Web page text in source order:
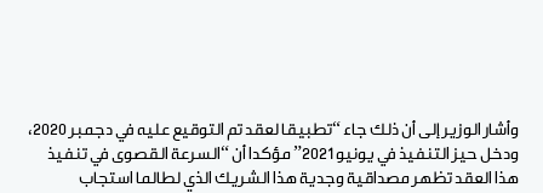
وأشار الوزير إلى أن ذلك جاء “تطبيقا لعقد تم التوقيع عليه في دجمبر 2020،
ودخل حيز التنفيذ في يونيو 2021” مؤكدا أن “السرعة القصوى في تنفيذ
هذا العقد تظهر مصداقية وجدية هذا الشريك الذي لطالما استجاب